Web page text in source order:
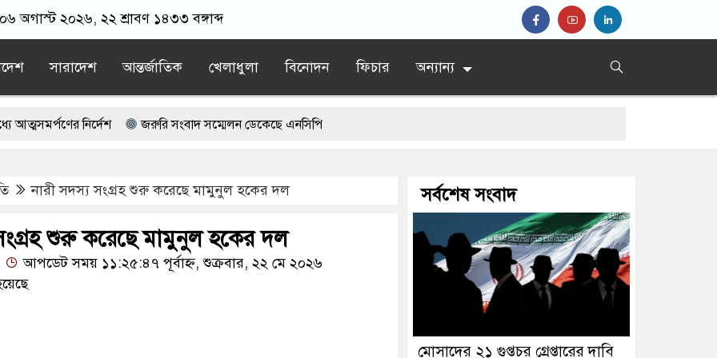
অগাস্ট ২০২৬, ২২ শ্রাবণ ১৪৩৩ বঙ্গাব্দ
সারাদেশ আন্তর্জাতিক খেলাধুলা বিনোদন ফিচার অন্যান্য
নির্দেশ জরুরি সংবাদ সম্মেলন ডেকেছে এনসিপি
মিস করেছিলেন সালমান এফ রহমান?
হামলা: ইরান
নারী সদস্য সংগ্রহ শুরু করেছে মামুনুল হকের দল
শুরু করেছে মামুনুল হকের দল
আপডেট সময় ১১:২৫:৪৭ পূর্বাহ্ন, শুক্রবার, ২২ মে ২০২৬
সর্বশেষ সংবাদ
মোসাদের ২১ গুপ্তচর গ্রেপ্তারের দাবি